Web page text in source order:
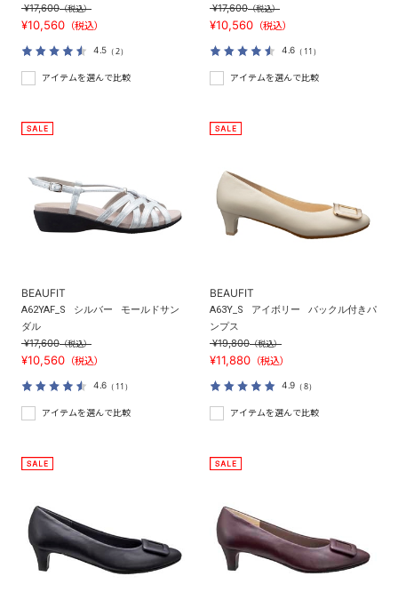
¥17,600（税込）
¥10,560 （税込）
4.5 （2）
アイテムを選んで比較
¥17,600（税込）
¥10,560 （税込）
4.6 （11）
アイテムを選んで比較
BEAUFIT
A62YAF_S シルバー
モールドサン
ダル
¥17,600（税込）
¥10,560 （税込）
4.6 （11）
アイテムを選んで比較
BEAUFIT
A63Y_S アイボリー
バックル付きパ
ンプス
¥19,800（税込）
¥11,880 （税込）
4.9 （8）
アイテムを選んで比較